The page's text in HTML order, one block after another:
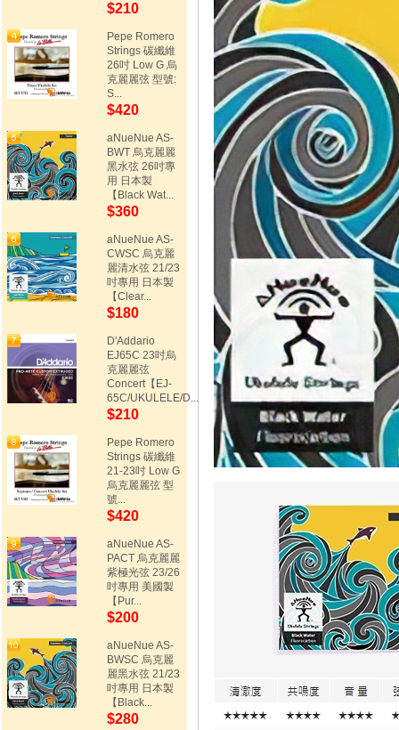
$210
Pepe Romero
Strings 碳纖維
26吋 Low G 烏
克麗麗弦 型號:
S...
$420
aNueNue AS-
BWT 烏克麗麗
黑水弦 26吋專
用 日本製
【Black Wat...
$360
aNueNue AS-
CWSC 烏克麗
麗清水弦 21/23
吋專用 日本製
【Clear...
$180
D'Addario
EJ65C 23吋烏
克麗麗弦
Concert【EJ-
65C/UKULELE/D...
$210
Pepe Romero
Strings 碳纖維
21-23吋 Low G
烏克麗麗弦 型
號...
$420
aNueNue AS-
PACT 烏克麗麗
紫極光弦 23/26
吋專用 美國製
【Pur...
$200
aNueNue AS-
BWSC 烏克麗
麗黑水弦 21/23
吋專用 日本製
【Black...
$280